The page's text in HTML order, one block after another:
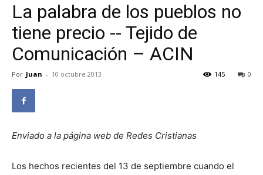
La palabra de los pueblos no
tiene precio -- Tejido de
Comunicación – ACIN
Por Juan - 10 octubre 2013 0
145
Enviado a la página web de Redes Cristianas
Los hechos recientes del 13 de septiembre cuando el